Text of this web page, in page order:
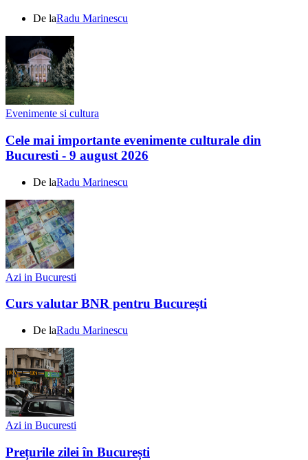
De laRadu Marinescu
Evenimente si cultura
Cele mai importante evenimente culturale din
Bucuresti - 9 august 2026
De laRadu Marinescu
Azi in Bucuresti
Curs valutar BNR pentru București
De laRadu Marinescu
Azi in Bucuresti
Prețurile zilei în București